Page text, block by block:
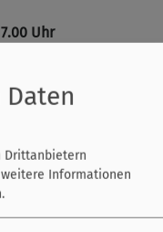
Uhr
laufen (fahren
möglich), am Feuer
Uhr Gottesdienst
Drittanbietern
weitere Informationen